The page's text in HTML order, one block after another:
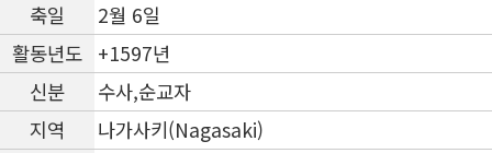
축일
2월 6일
활동년도 +1597년
신분
수사,순교자
지역
나가사키(Nagasaki)